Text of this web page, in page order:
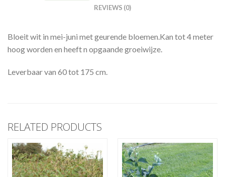
REVIEWS (0)
Bloeit wit in mei-juni met geurende bloemen.Kan tot 4 meter
hoog worden en heeft n opgaande groeiwijze.
Leverbaar van 60 tot 175 cm.
RELATED PRODUCTS